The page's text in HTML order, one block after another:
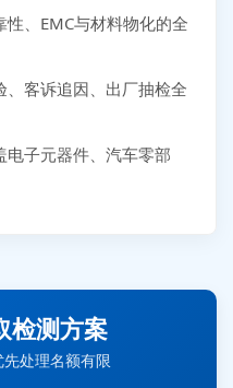
性、EMC与材料物化的全
、客诉追因、出厂抽检全
电子元器件、汽车零部
检测方案
处理名额有限
可靠性测试需求
并网/涉网试验需求